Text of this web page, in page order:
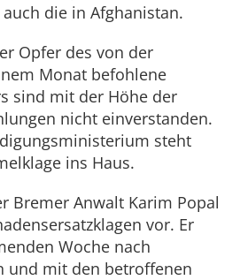
die in Afghanistan.
Opfer des von der
Monat befohlene
sind mit der Höhe der
nicht einverstanden.
steht
ins Haus.
Bremer Anwalt Karim Popal
vor. Er
Woche nach
und mit den betroffenen